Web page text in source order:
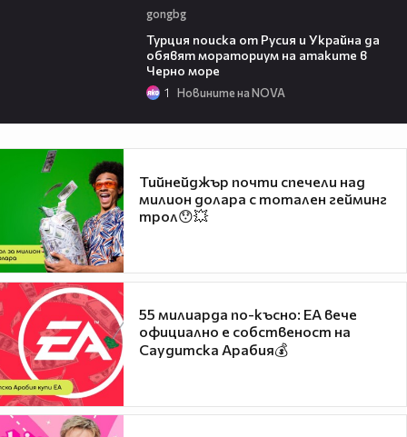
gongbg
Турция поиска от Русия и Украйна да
обявят мораториум на атаките в
Черно море
1 Новините на NOVA
Тийнейджър почти спечели над
милион долара с тотален гейминг
трол😯💥
55 милиарда по-късно: EA вече
официално е собственост на
Саудитска Арабия💰